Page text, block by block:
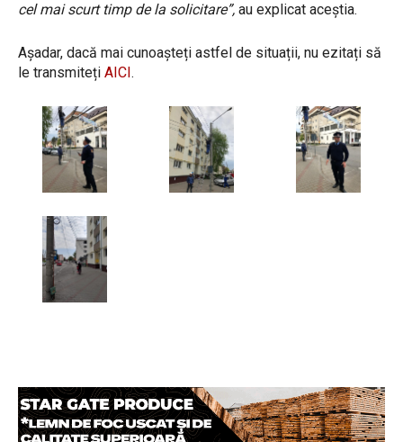
cel mai scurt timp de la solicitare”, au explicat aceștia.
Așadar, dacă mai cunoașteți astfel de situații, nu ezitați să
le transmiteți AICI .